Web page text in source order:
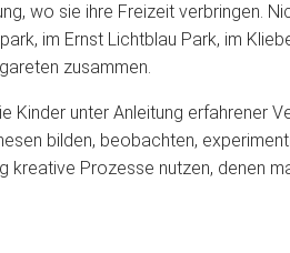
wo sie ihre Freizeit verbringen.
im Ernst Lichtblau Park, im
zusammen.
Kinder unter Anleitung erfahrener
bilden, beobachten,
Prozesse nutzen, denen